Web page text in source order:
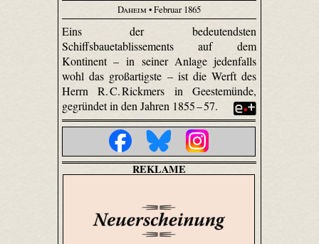
Daheim • Februar 1865
Eins der bedeutendsten
Schiffsbauetablissements auf dem
Kontinent – in seiner Anlage jedenfalls
wohl das großartigste – ist die Werft des
Herrn R. C. Rickmers in Geestemünde,
gegründet in den Jahren 1855 – 57.
REKLAME